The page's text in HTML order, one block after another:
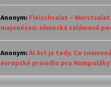
Anonym: Fleischsalat – Wurstsalat
majonézou: německá salámová
Anonym: AI Act je tady. Co
evropské pravidlo pro